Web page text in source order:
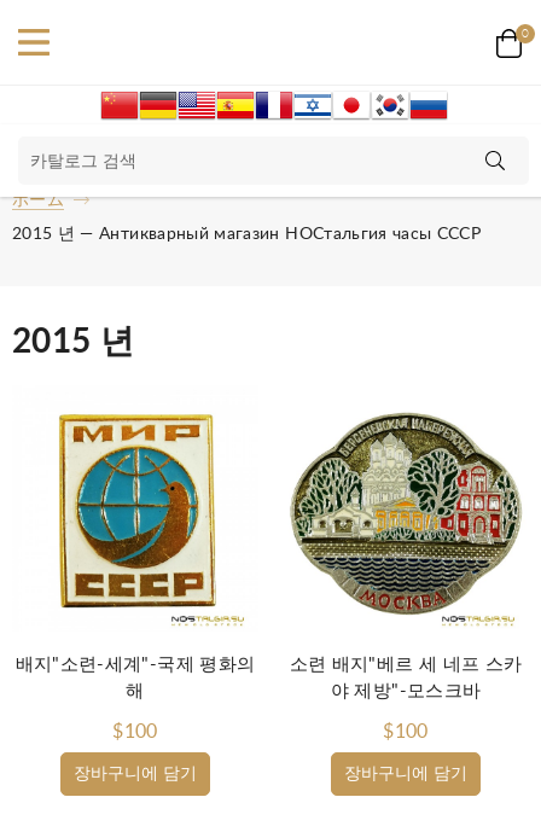
0
ホーム
2015 년 — Антикварный магазин НОСтальгия часы СССР
2015 년
장바구니에 담기
배지"소련-세계"-국제 평화의
해
$100
장바구니에 담기
소련 배지"베르 세 네프 스카
야 제방"-모스크바
$100